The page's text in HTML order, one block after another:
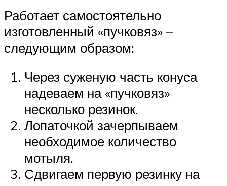
Работает самостоятельно
изготовленный «пучковяз» –
следующим образом:
Через суженую часть конуса
надеваем на «пучковяз»
несколько резинок.
Лопаточкой зачерпываем
необходимое количество
мотыля.
Сдвигаем первую резинку на